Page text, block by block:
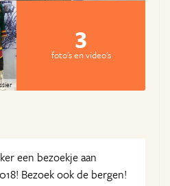
3
foto's en video's
een bezoekje aan
Bezoek ook de bergen!